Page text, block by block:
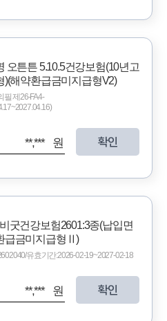
오튼튼 5.10.5건강보험(10년고
)(해약환급금미지급형V2)
필 제26-FA4-
**,*** 원 확인
굿건강보험2601:3종(납입면
급금미지급형Ⅱ)
유효기간:2026-02-19~2027-02-18
**,*** 원 확인